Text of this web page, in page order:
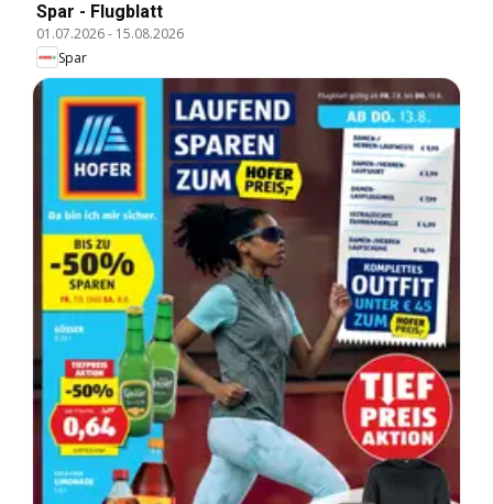
Spar - Flugblatt
01.07.2026- 15.08.2026
Spar